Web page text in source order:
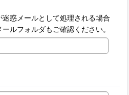
惑メールとして処理される場合
ルフォルダもご確認ください。